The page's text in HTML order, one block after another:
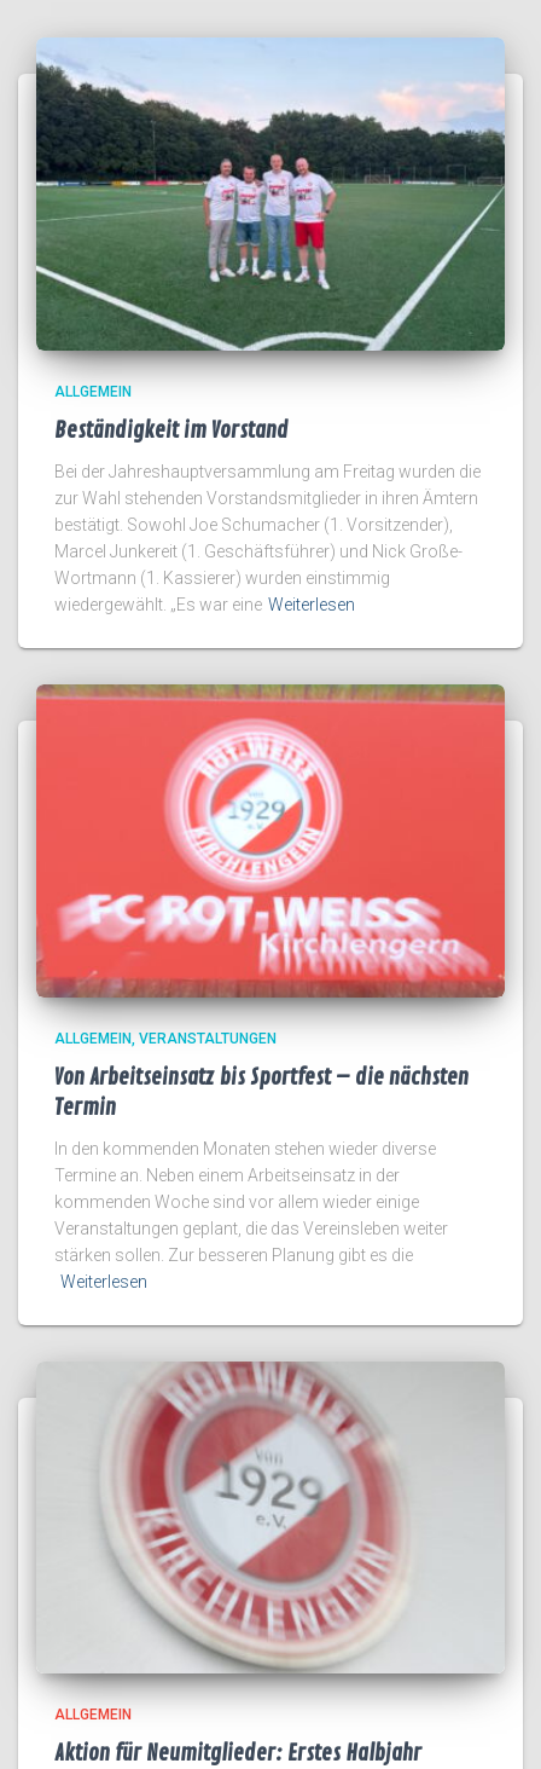
ALLGEMEIN
Beständigkeit im Vorstand
Bei der Jahreshauptversammlung am Freitag wurden die
zur Wahl stehenden Vorstandsmitglieder in ihren Ämtern
bestätigt. Sowohl Joe Schumacher (1. Vorsitzender),
Marcel Junkereit (1. Geschäftsführer) und Nick Große-
Wortmann (1. Kassierer) wurden einstimmig
wiedergewählt. „Es war eine Weiterlesen
ALLGEMEIN VERANSTALTUNGEN
Von Arbeitseinsatz bis Sportfest – die nächsten
Termin
In den kommenden Monaten stehen wieder diverse
Termine an. Neben einem Arbeitseinsatz in der
kommenden Woche sind vor allem wieder einige
Veranstaltungen geplant, die das Vereinsleben weiter
stärken sollen. Zur besseren Planung gibt es die
Weiterlesen
ALLGEMEIN
Aktion für Neumitglieder: Erstes Halbjahr